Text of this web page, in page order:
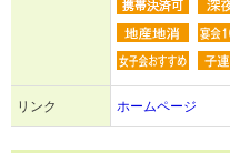
リンク ホームページ